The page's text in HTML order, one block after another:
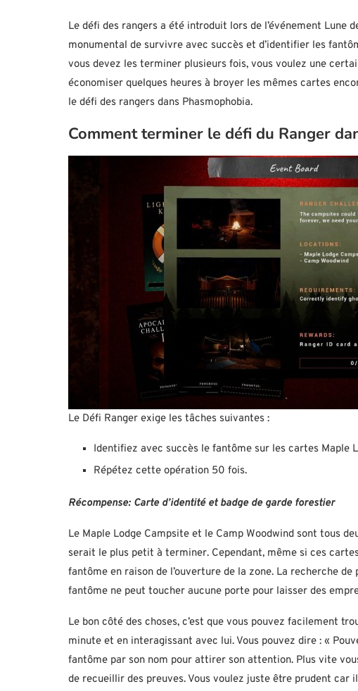
Le défi des rangers a été introduit lors de l’événement Lune
monumental de survivre avec succès et d’identifier les
vous devez les terminer plusieurs fois, vous voulez une
économiser quelques heures à broyer les mêmes cartes
le défi des rangers dans Phasmophobia.
Comment terminer le défi du Ranger
Le Défi Ranger exige les tâches suivantes :
Identifiez avec succès le fantôme sur les cartes Maple
Répétez cette opération 50 fois.
Récompense: Carte d’identité et badge de garde forestier
Le Maple Lodge Campsite et le Camp Woodwind sont tous
serait le plus petit à terminer. Cependant, même si ces
fantôme en raison de l’ouverture de la zone. La recherche
fantôme ne peut toucher aucune porte pour laisser des
Le bon côté des choses, c’est que vous pouvez facilement
minute et en interagissant avec lui. Vous pouvez dire : «
fantôme par son nom pour attirer son attention. Plus vite
de recueillir des preuves. Vous voulez juste être prudent car